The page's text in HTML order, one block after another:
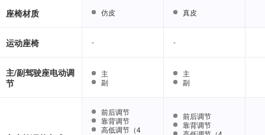
座椅材质 仿皮 真皮
运动座椅 - -
主/副驾驶座电动调
节
主
副
主
副
前后调节
靠背调节
高低调节（4
前后调节
靠背调节
仿皮 真皮
- -
主
副
主
副
前后调节
靠背调节
高低调节（4
前后调节
靠背调节